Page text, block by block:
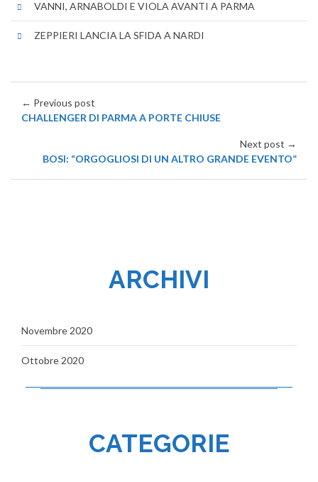
VANNI, ARNABOLDI E VIOLA AVANTI A PARMA
ZEPPIERI LANCIA LA SFIDA A NARDI
← Previous post
CHALLENGER DI PARMA A PORTE CHIUSE
Next post →
BOSI: “ORGOGLIOSI DI UN ALTRO GRANDE EVENTO”
ARCHIVI
Novembre 2020
Ottobre 2020
CATEGORIE